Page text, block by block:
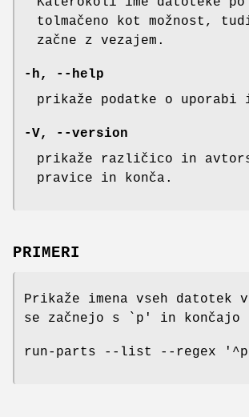
tolmačeno kot možnost,
začne z vezajem.
-h, --help
prikaže podatke o uporabi
-V, --version
prikaže različico in
pravice in konča.
PRIMERI
Prikaže imena vseh
se začnejo s `p' in
run-parts --list --regex